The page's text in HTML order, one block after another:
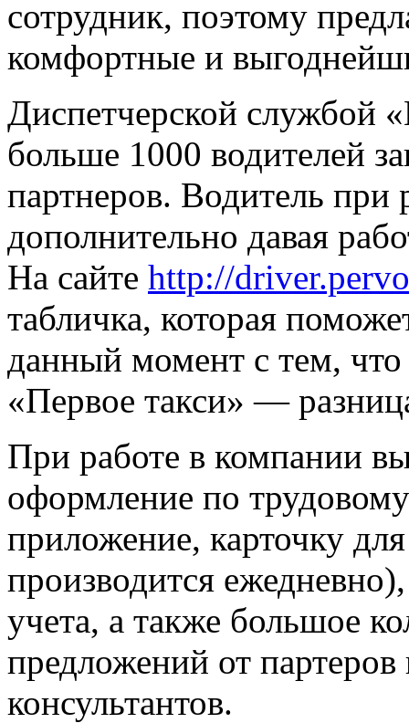
сотрудник, поэтому
комфортные и
Диспетчерской службой
больше 1000 водителей
партнеров. Водитель при
дополнительно давая
На сайте http://
табличка, которая
данный момент с тем, что
«Первое такси» —
При работе в компании
оформление по трудовому
приложение, карточку
производится
учета, а также большое
предложений от
консультантов.